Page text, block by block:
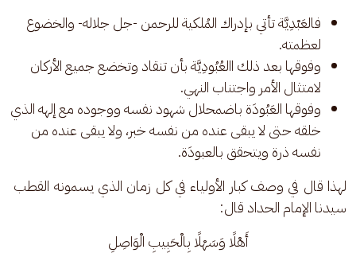
فالعَبْدِيَّة تأتي بإدراك المُلكية للرحمن -جل جلاله- والخضوع
لعظمته.
وفوقها بعد ذلك االعُبُودِيَّة بأن تنقاد وتخضع جميع الأركان
لامتثال الأمر واجتناب النهي.
وفوقها العَبُودَة باضمحلال شهود نفسه ووجوده مع إلهه الذي
خلقه حتى لا يبقى عنده من نفسه خبر، ولا يبقى عنده من
نفسه ذرة ويتحقق بالعبودَة.
لهذا قال في وصف كبار الأولياء في كل زمان الذي يسمونه القطب
سيدنا الإمام الحداد قال:
أَهْلًا وَسَهْلًا بِالْحَبِيبِ الْوَاصِلِ